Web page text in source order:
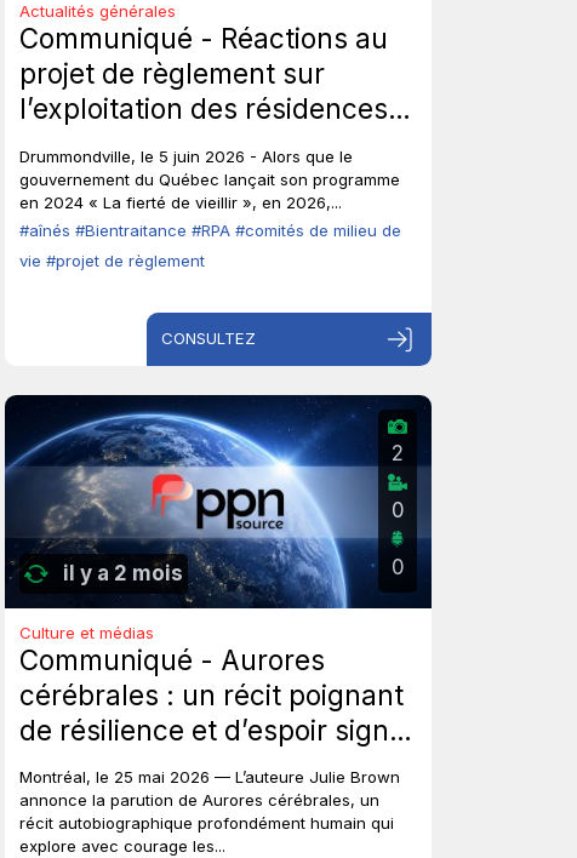
Actualités générales
Communiqué - Réactions au
projet de règlement sur
l’exploitation des résidences
privées pour aînés : Les aînés
ont-ils toujours leur droit de
parole?
Drummondville, le 5 juin 2026 - Alors que le
gouvernement du Québec lançait son programme
en 2024 « La fierté de vieillir », en 2026,...
#aînés #Bientraitance #RPA #comités de milieu de
vie #projet de règlement
CONSULTEZ
il y a 2 mois
2
0
0
Culture et médias
Communiqué - Aurores
cérébrales : un récit poignant
de résilience et d’espoir signé
Julie Brown.
Montréal, le 25 mai 2026 — L’auteure Julie Brown
annonce la parution de Aurores cérébrales, un
récit autobiographique profondément humain qui
explore avec courage les...